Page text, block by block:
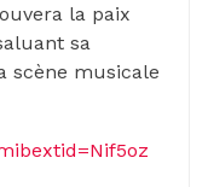
la paix
sa
scène musicale